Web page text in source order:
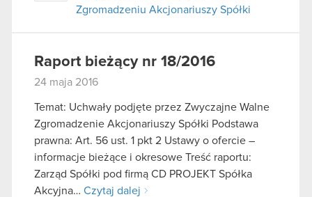
Zgromadzeniu Akcjonariuszy Spółki
Raport bieżący nr 18/2016
24 maja 2016
Temat: Uchwały podjęte przez Zwyczajne Walne
Zgromadzenie Akcjonariuszy Spółki Podstawa
prawna: Art. 56 ust. 1 pkt 2 Ustawy o ofercie –
informacje bieżące i okresowe Treść raportu:
Zarząd Spółki pod firmą CD PROJEKT Spółka
Akcyjna… Czytaj dalej